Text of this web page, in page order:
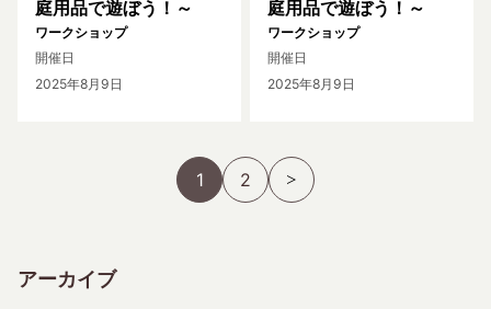
庭用品で遊ぼう！～
ワークショップ
開催日
2025年8月9日
庭用品で遊ぼう！～
ワークショップ
開催日
2025年8月9日
1 2
アーカイブ